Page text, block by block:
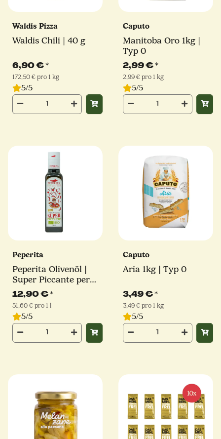
Waldis Pizza
Waldis Chili | 40 g
6,90 €*
172,50 € pro 1 kg
5/5
Caputo
Manitoba Oro 1kg |
Typ 0
2,99 €*
2,99 € pro 1 kg
5/5
Peperita
Peperita Olivenöl |
Super Piccante per
Pizza
12,90 €*
51,60 € pro 1 l
5/5
Caputo
Aria 1kg | Typ 0
3,49 €*
3,49 € pro 1 kg
5/5